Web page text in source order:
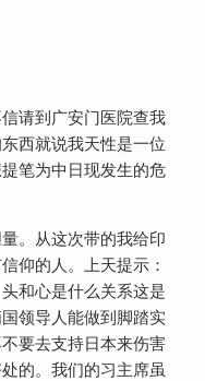
请到广安门医院查我
西就说我天性是一位
笔为中日现发生的危
。从这次带的我给印
仰的人。上天提示：
和心是什么关系这是
领导人能做到脚踏实
要去支持日本来伤害
的。我们的习主席虽